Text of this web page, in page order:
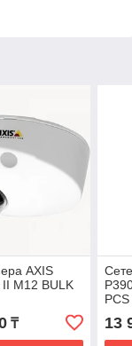
AXIS
M12 BULK
₸
PCS
13